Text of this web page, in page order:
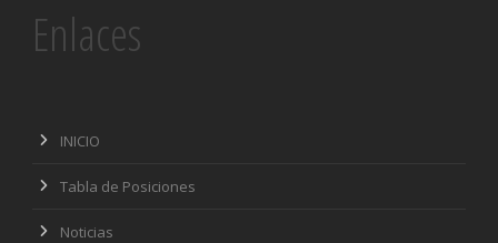
Enlaces
INICIO
Tabla de Posiciones
Noticias